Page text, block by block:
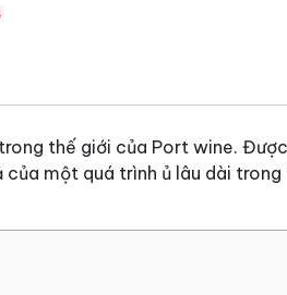
thế giới của Port wine.
một quá trình ủ lâu dài trong